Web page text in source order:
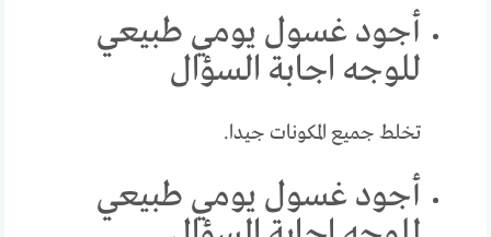
أجود غسول يومي طبيعي
للوجه اجابة السؤال
تخلط جميع المكونات جيدا.
أجود غسول يومي طبيعي